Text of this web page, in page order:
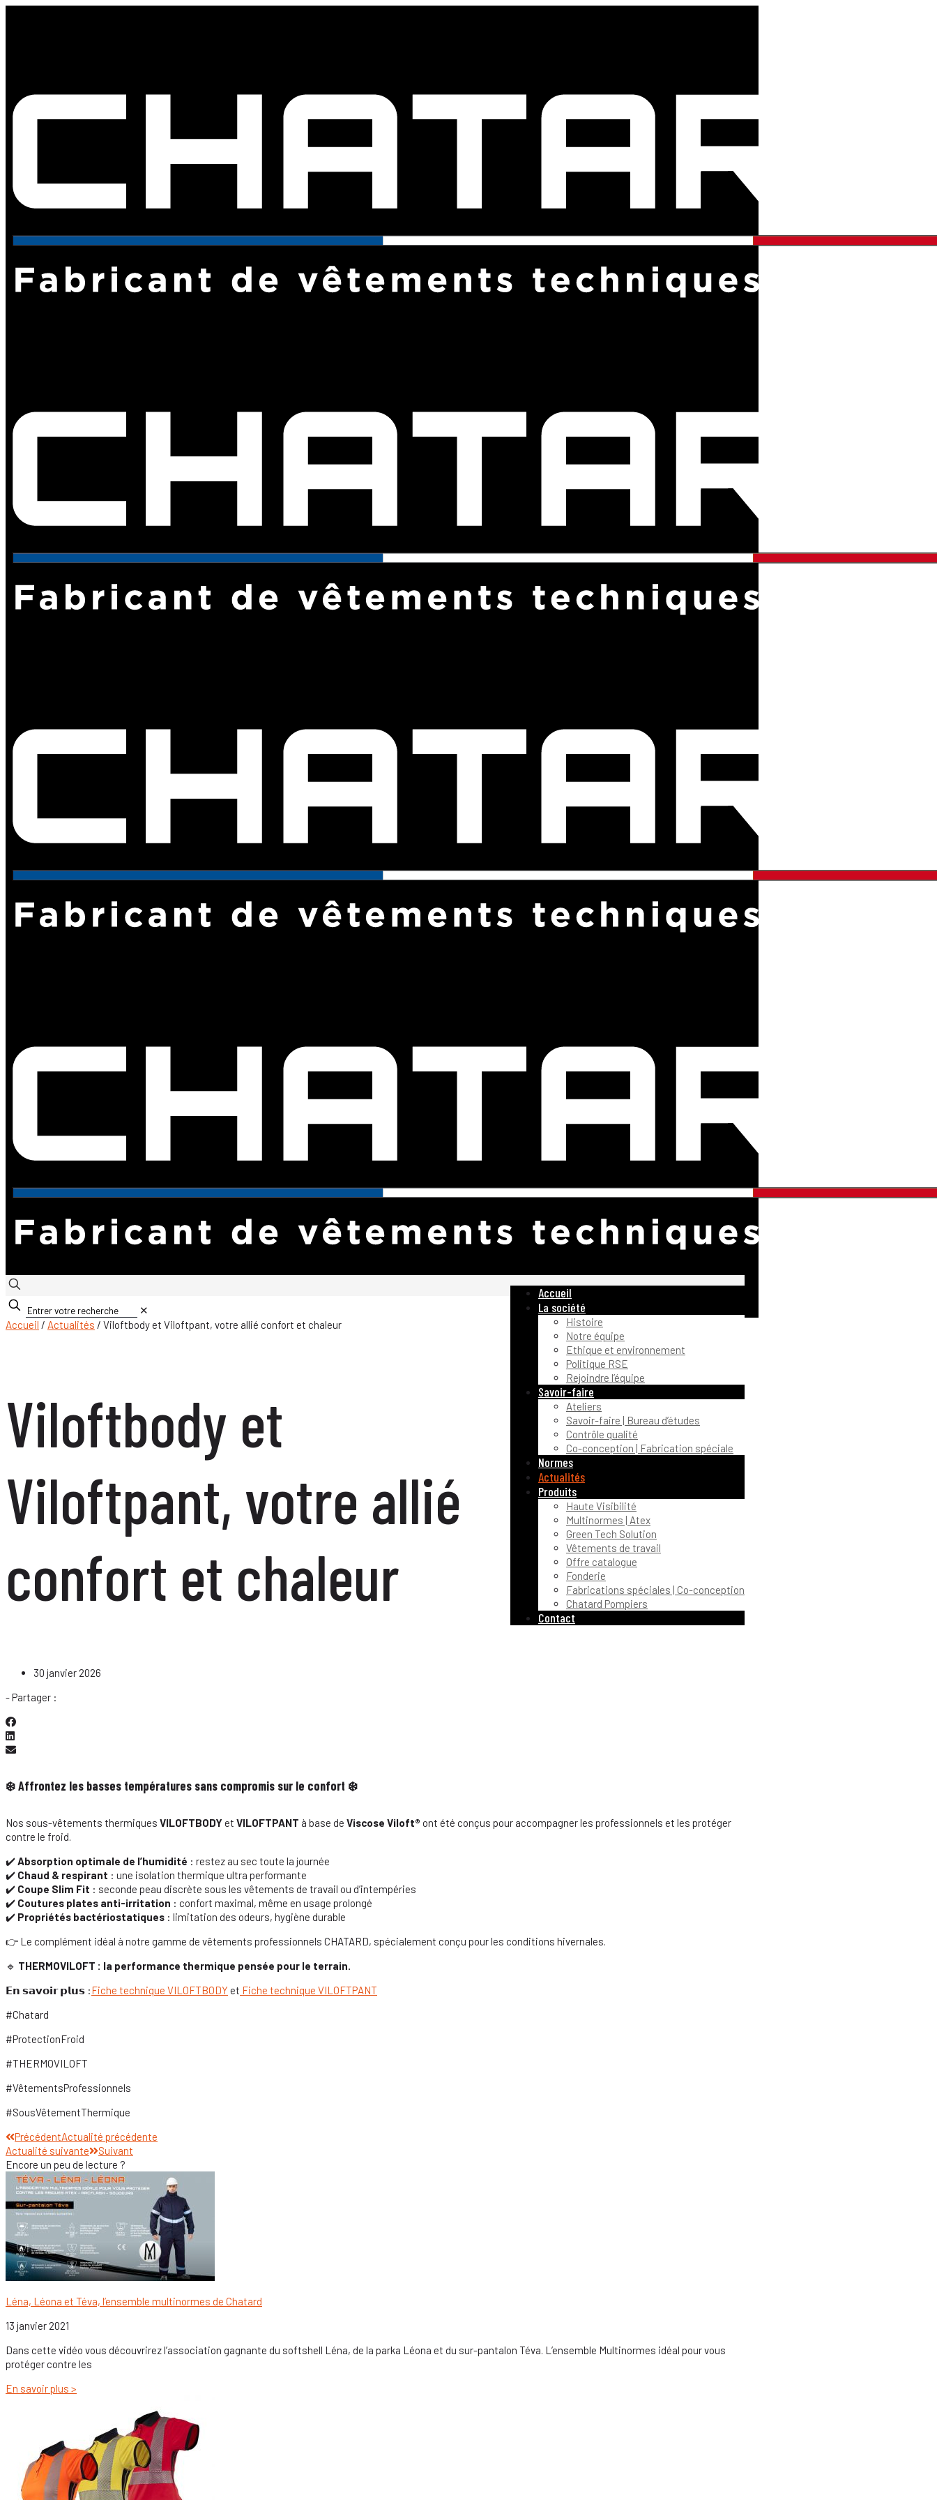
Accueil
La société
Histoire
Notre équipe
Ethique et environnement
Politique RSE
Rejoindre l’équipe
Savoir-faire
Ateliers
Savoir-faire | Bureau d’études
Contrôle qualité
Co-conception | Fabrication spéciale
Normes
Actualités
Produits
Haute Visibilité
Multinormes | Atex
Green Tech Solution
Vêtements de travail
Offre catalogue
Fonderie
Fabrications spéciales | Co-conception
Chatard Pompiers
Contact
✕
Accueil / Actualités / Viloftbody et Viloftpant, votre allié confort et chaleur
Viloftbody et
Viloftpant, votre allié
confort et chaleur
30 janvier 2026
- Partager :
❄️ Affrontez les basses températures sans compromis sur le confort ❄️
Nos sous-vêtements thermiques VILOFTBODYet VILOFTPANT à base de Viscose Viloft® ont été conçus pour accompagner les professionnels et les protéger
contre le froid.
✔️Absorption optimale de l’humidité : restez au sec toute la journée
✔️ Chaud & respirant : une isolation thermique ultra performante
✔️ Coupe Slim Fit : seconde peau discrète sous les vêtements de travail ou d’intempéries
✔️ Coutures plates anti-irritation : confort maximal, même en usage prolongé
✔️ Propriétés bactériostatiques : limitation des odeurs, hygiène durable
👉 Le complément idéal à notre gamme de vêtements professionnels CHATARD, spécialement conçu pour les conditions hivernales.
🔹 THERMOVILOFT : la performance thermique pensée pour le terrain.
𝗘𝗻 𝘀𝗮𝘃𝗼𝗶𝗿 𝗽𝗹𝘂𝘀 :Fiche technique VILOFTBODY et Fiche technique VILOFTPANT
#Chatard
#ProtectionFroid
#THERMOVILOFT
#VêtementsProfessionnels
#SousVêtementThermique
PrécédentActualité précédente
Actualité suivante
Suivant
Encore un peu de lecture ?
Léna, Léona et Téva, l’ensemble multinormes de Chatard
13 janvier 2021
Dans cette vidéo vous découvrirez l’association gagnante du softshell Léna, de la parka Léona et du sur-pantalon Téva. L’ensemble Multinormes idéal pour vous
protéger contre les
En savoir plus >